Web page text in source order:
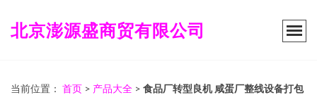
北京澎源盛商贸有限公司
当前位置： 首页 > 产品大全 > 食品厂转型良机 咸蛋厂整线设备打包